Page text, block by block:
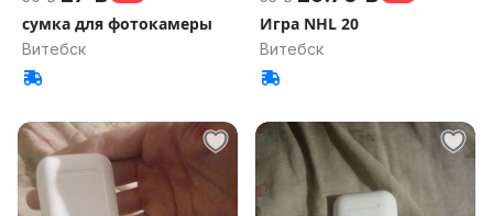
сумка для фотокамеры
Витебск
Игра NHL 20
Витебск